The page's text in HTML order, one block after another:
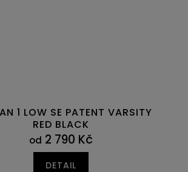
1 LOW SE PATENT VARSITY
RED BLACK
od 2 790 Kč
DETAIL